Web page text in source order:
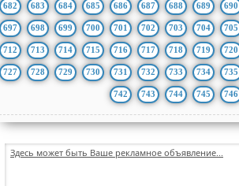
682 683 684 685 686 687 688 689 690
697 698 699 700 701 702 703 704 705
712 713 714 715 716 717 718 719 720
727 728 729 730 731 732 733 734 735
742 743 744 745 746
Здесь может быть Ваше рекламное объявление...